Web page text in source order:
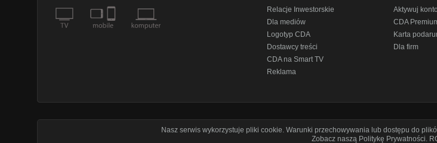
Relacje Inwestorskie
Dla mediów
Logotyp CDA
Dostawcy treści
CDA na Smart TV
Reklama
Aktywuj
CDA
Karta
Dla firm
Nasz serwis wykorzystuje pliki cookie. Warunki przechowywania lub dostępu do
Zobacz naszą Politykę Prywatności.